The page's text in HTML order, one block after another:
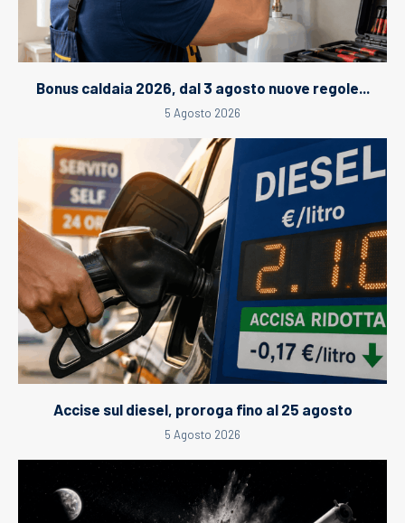
Bonus caldaia 2026, dal 3 agosto nuove regole...
5 Agosto 2026
Accise sul diesel, proroga fino al 25 agosto
5 Agosto 2026